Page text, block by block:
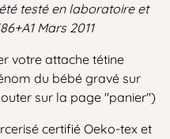
testé en laboratoire et
Mars 2011
votre attache tétine
du bébé gravé sur
sur la page "panier")
certifié Oeko-tex et